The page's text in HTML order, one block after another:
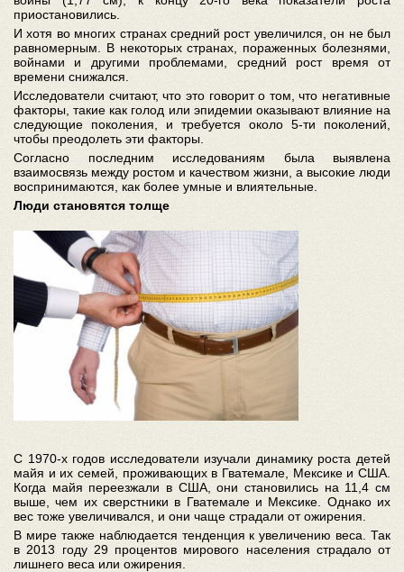
приостановились.
И хотя во многих странах средний рост увеличился, он не был
равномерным. В некоторых странах, пораженных болезнями,
войнами и другими проблемами, средний рост время от
времени снижался.
Исследователи считают, что это говорит о том, что негативные
факторы, такие как голод или эпидемии оказывают влияние на
следующие поколения, и требуется около 5-ти поколений,
чтобы преодолеть эти факторы.
Согласно последним исследованиям была выявлена
взаимосвязь между ростом и качеством жизни, а высокие люди
воспринимаются, как более умные и влиятельные.
Люди становятся толще
С 1970-х годов исследователи изучали динамику роста детей
майя и их семей, проживающих в Гватемале, Мексике и США.
Когда майя переезжали в США, они становились на 11,4 см
выше, чем их сверстники в Гватемале и Мексике. Однако их
вес тоже увеличивался, и они чаще страдали от ожирения.
В мире также наблюдается тенденция к увеличению веса. Так
в 2013 году 29 процентов мирового населения страдало от
лишнего веса или ожирения.